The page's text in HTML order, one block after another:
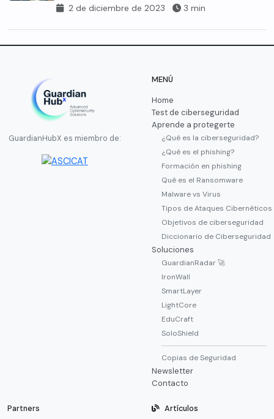
2 de diciembre de 2023 3 min
GuardianHubX es miembro de:
MENÚ
Home
Test de ciberseguridad
Aprende a protegerte
¿Qué es la ciberseguridad?
¿Qué es el phishing?
Formación en phishing
Qué es el Ransomware
Malware vs Virus
Tipos de Ataques Cibernéticos
Objetivos de ciberseguridad
Diccionario de Ciberseguridad
Soluciones
GuardianRadar 🚀
IronWall
SmartLayer
LightCore
EduCraft
SoloShield
Copias de Seguridad
Newsletter
Contacto
Partners Artículos